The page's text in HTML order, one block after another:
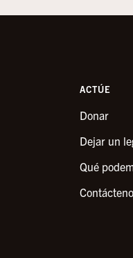
ACTÚE
Donar
Dejar un
Qué